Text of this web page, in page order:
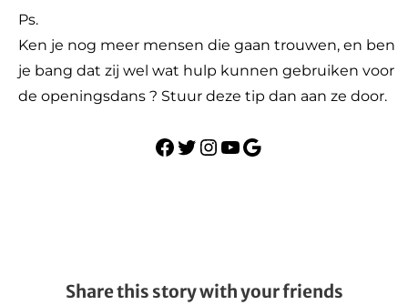
Ps.
Ken je nog meer mensen die gaan trouwen, en ben
je bang dat zij wel wat hulp kunnen gebruiken voor
de openingsdans ? Stuur deze tip dan aan ze door.
Share this story with your friends